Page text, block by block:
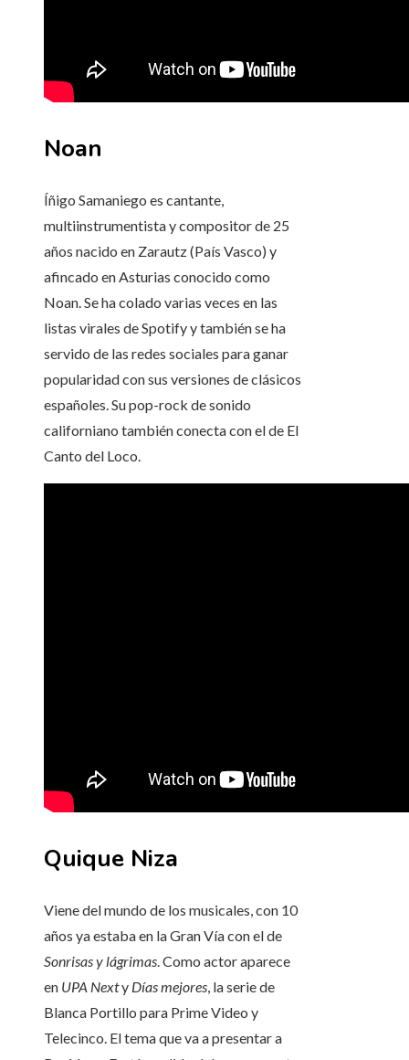
Noan
Íñigo Samaniego es cantante,
multiinstrumentista y compositor de 25
años nacido en Zarautz (País Vasco) y
afincado en Asturias conocido como
Noan. Se ha colado varias veces en las
listas virales de Spotify y también se ha
servido de las redes sociales para ganar
popularidad con sus versiones de clásicos
españoles. Su pop-rock de sonido
californiano también conecta con el de El
Canto del Loco.
Quique Niza
Viene del mundo de los musicales, con 10
años ya estaba en la Gran Vía con el de
Sonrisas y lágrimas. Como actor aparece
en UPA Nexty Días mejores, la serie de
Blanca Portillo para Prime Video y
Telecinco. El tema que va a presentar a